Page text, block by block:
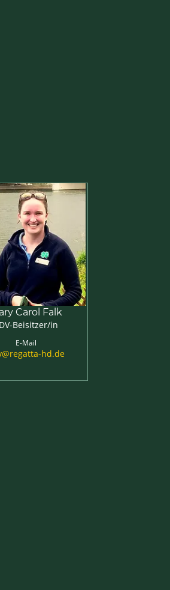
Carol Falk
Beisitzer/in
E-Mail
hd.de